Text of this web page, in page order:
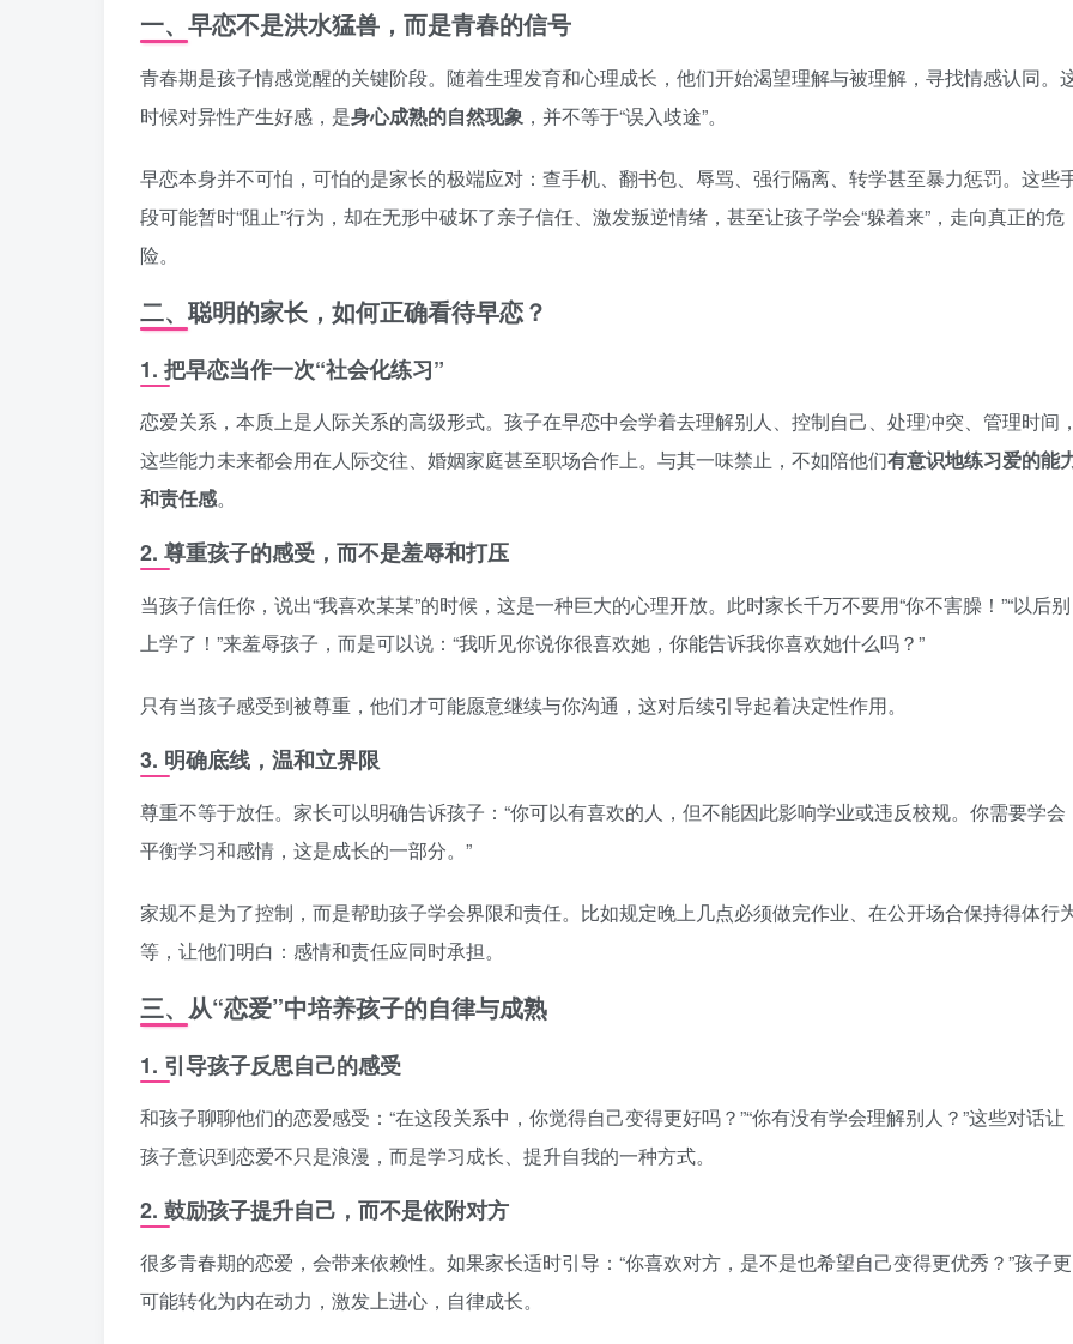
一、早恋不是洪水猛兽，而是青春的信号
青春期是孩子情感觉醒的关键阶段。随着生理发育和心理成长，他们开始渴望理解与被理解，寻找情感认同。
时候对异性产生好感，是身心成熟的自然现象 ，并不等于“误入歧途”。
早恋本身并不可怕，可怕的是家长的极端应对：查手机、翻书包、辱骂、强行隔离、转学甚至暴力惩罚。这些
段可能暂时“阻止”行为，却在无形中破坏了亲子信任、激发叛逆情绪，甚至让孩子学会“躲着来”，走向真正的危
险。
二、聪明的家长，如何正确看待早恋？
1. 把早恋当作一次“社会化练习”
恋爱关系，本质上是人际关系的高级形式。孩子在早恋中会学着去理解别人、控制自己、处理冲突、管理时间
这些能力未来都会用在人际交往、婚姻家庭甚至职场合作上。与其一味禁止，不如陪他们有意识地练习爱的能
和责任感。
2. 尊重孩子的感受，而不是羞辱和打压
当孩子信任你，说出“我喜欢某某”的时候，这是一种巨大的心理开放。此时家长千万不要用“你不害臊！”“以后别
上学了！”来羞辱孩子，而是可以说：“我听见你说你很喜欢她，你能告诉我你喜欢她什么吗？”
只有当孩子感受到被尊重，他们才可能愿意继续与你沟通，这对后续引导起着决定性作用。
3. 明确底线，温和立界限
尊重不等于放任。家长可以明确告诉孩子：“你可以有喜欢的人，但不能因此影响学业或违反校规。你需要学会
平衡学习和感情，这是成长的一部分。”
家规不是为了控制，而是帮助孩子学会界限和责任。比如规定晚上几点必须做完作业、在公开场合保持得体行
等，让他们明白：感情和责任应同时承担。
三、从“恋爱”中培养孩子的自律与成熟
1. 引导孩子反思自己的感受
和孩子聊聊他们的恋爱感受：“在这段关系中，你觉得自己变得更好吗？”“你有没有学会理解别人？”这些对话让
孩子意识到恋爱不只是浪漫，而是学习成长、提升自我的一种方式。
2. 鼓励孩子提升自己，而不是依附对方
很多青春期的恋爱，会带来依赖性。如果家长适时引导：“你喜欢对方，是不是也希望自己变得更优秀？”孩子更
可能转化为内在动力，激发上进心，自律成长。